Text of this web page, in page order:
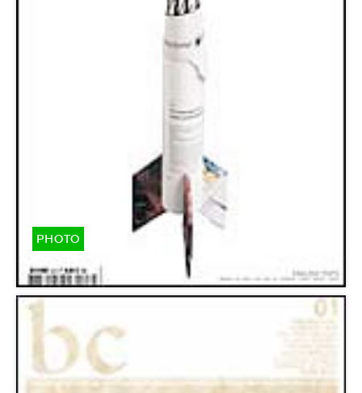
PHOTO